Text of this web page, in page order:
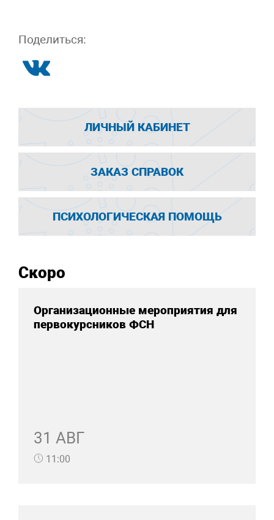
Поделиться:
ЛИЧНЫЙ КАБИНЕТ
ЗАКАЗ СПРАВОК
ПСИХОЛОГИЧЕСКАЯ ПОМОЩЬ
Скоро
Организационные мероприятия для
первокурсников ФСН
31 АВГ
11:00